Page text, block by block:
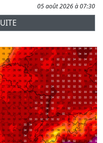
05 août 2026 à 07:30